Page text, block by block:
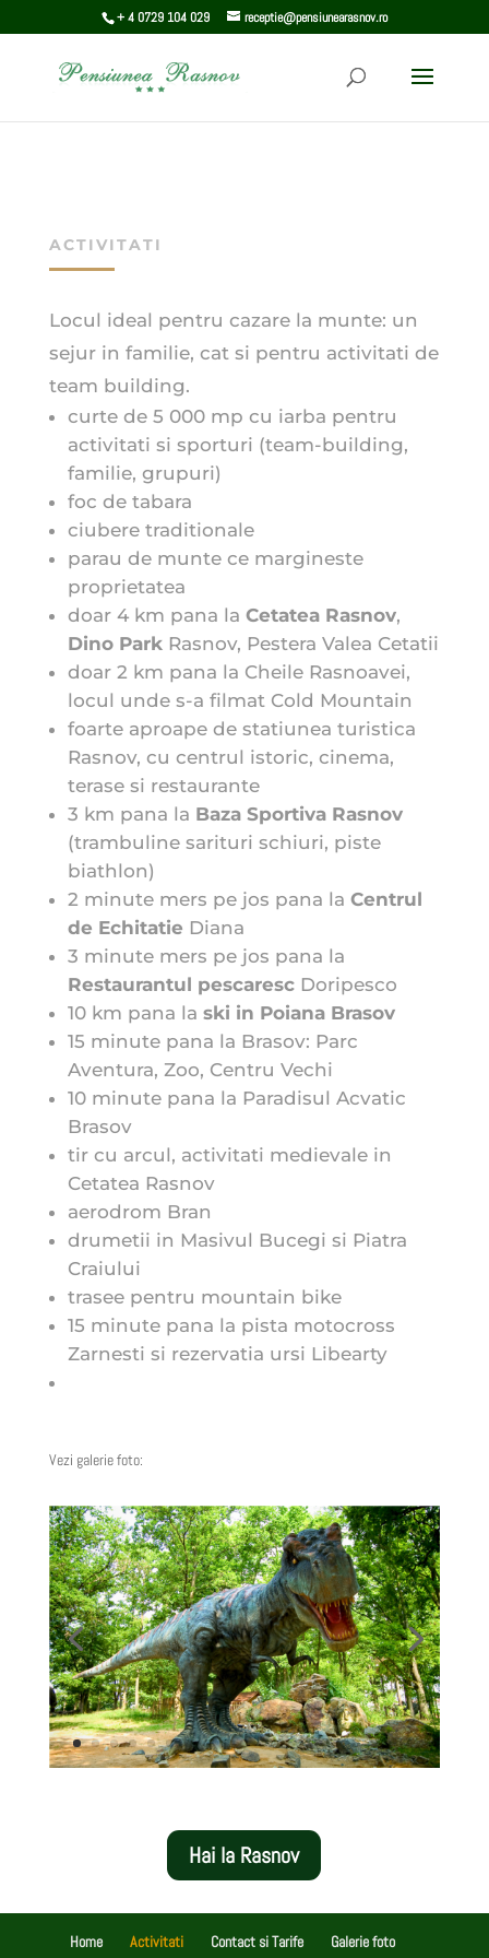
+ 4 0729 104 029 receptie@pensiunearasnov.ro
ACTIVITATI
Locul ideal pentru cazare la munte: un
sejur in familie, cat si pentru activitati de
team building.
curte de 5 000 mp cu iarba pentru
activitati si sporturi (team-building,
familie, grupuri)
foc de tabara
ciubere traditionale
parau de munte ce margineste
proprietatea
doar 4 km pana la Cetatea Rasnov,
Dino ParkRasnov, Pestera Valea Cetatii
doar 2 km pana la Cheile Rasnoavei,
locul unde s-a filmat Cold Mountain
foarte aproape de statiunea turistica
Rasnov, cu centrul istoric, cinema,
terase si restaurante
3 km pana la Baza Sportiva Rasnov
(trambuline sarituri schiuri, piste
biathlon)
2 minute mers pe jos pana la Centrul
de Echitatie Diana
3 minute mers pe jos pana la
Restaurantul pescarescDoripesco
10 km pana la ski in Poiana Brasov
15 minute pana la Brasov: Parc
Aventura, Zoo, Centru Vechi
10 minute pana la Paradisul Acvatic
Brasov
tir cu arcul, activitati medievale in
Cetatea Rasnov
aerodrom Bran
drumetii in Masivul Bucegi si Piatra
Craiului
trasee pentru mountain bike
15 minute pana la pista motocross
Zarnesti si rezervatia ursi Libearty
Vezi galerie foto:
Hai la Rasnov
Home Activitati Contact si Tarife
Galerie foto